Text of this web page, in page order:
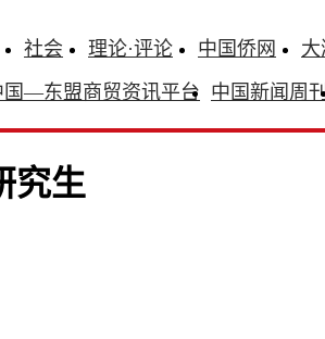
社会 理论·评论 中国侨网 大
国—东盟商贸资讯平台 中国新闻周刊
究生